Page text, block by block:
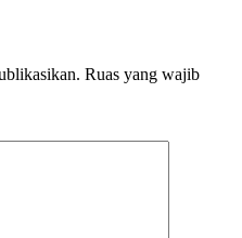
Ruas yang wajib